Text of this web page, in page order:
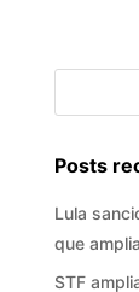
Posts
Lula
que
STF